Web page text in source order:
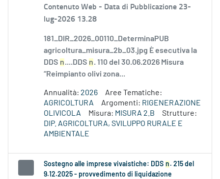
Contenuto Web - Data di Pubblicazione 23-
lug-2026 13.28
181_DIR_2026_00110_DeterminaPUB
agricoltura_misura_2b_03.jpg È esecutiva la
DDS n....DDS n. 110 del 30.06.2026 Misura
“Reimpianto olivi zona...
Annualità: 2026
Aree Tematiche:
AGRICOLTURA
Argomenti: RIGENERAZIONE
OLIVICOLA
Misura: MISURA 2.B
Strutture:
DIP. AGRICOLTURA, SVILUPPO RURALE E
AMBIENTALE
Sostegno alle imprese vivaistiche: DDS n . 215 del
9.12.2025 - provvedimento di liquidazione